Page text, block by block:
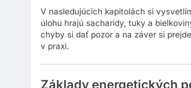
V nasledujúcich kapitolách si
úlohu hrajú sacharidy, tuky a
chyby si dať pozor a na záver si
v praxi.